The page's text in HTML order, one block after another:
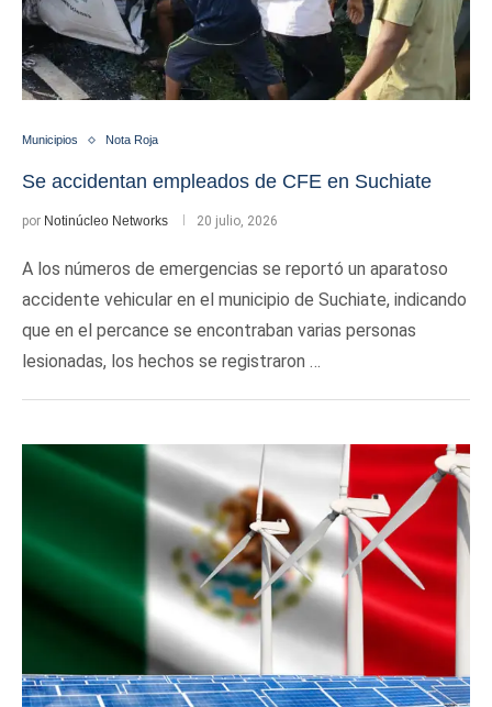
Municipios Nota Roja
Se accidentan empleados de CFE en Suchiate
por Notinúcleo Networks 20 julio, 2026
A los números de emergencias se reportó un aparatoso
accidente vehicular en el municipio de Suchiate, indicando
que en el percance se encontraban varias personas
lesionadas, los hechos se registraron …